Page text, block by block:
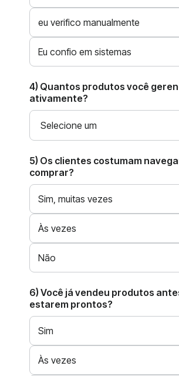
eu verifico manualmente
Eu confio em sistemas
4) Quantos produtos você
ativamente?
5) Os clientes costumam
comprar?
Sim, muitas vezes
Às vezes
Não
6) Você já vendeu produtos
estarem prontos?
Sim
Às vezes